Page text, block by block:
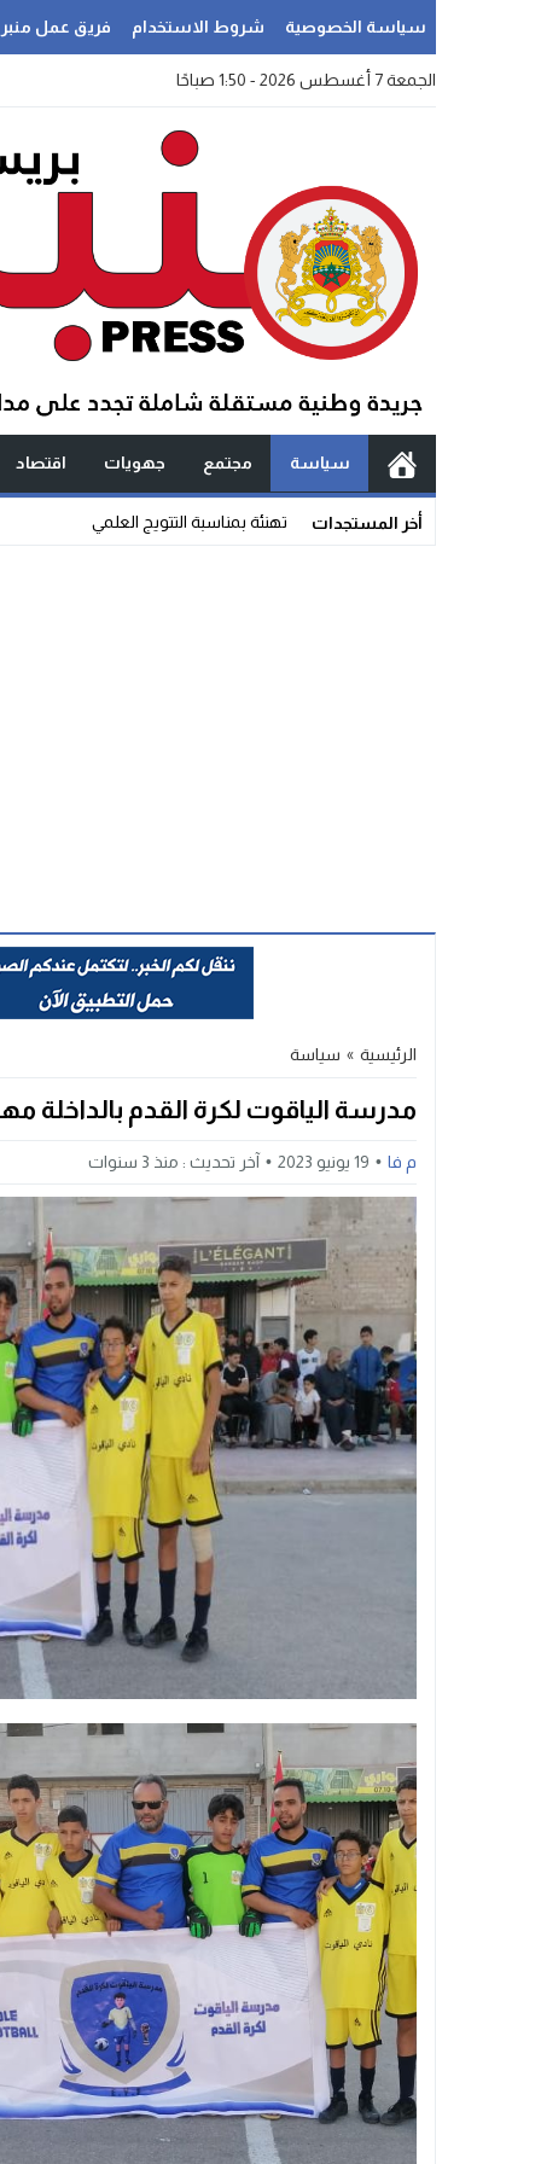
سياسة الخصوصية شروط الاستخدام فريق عمل
الجمعة 7 أغسطس 2026 - 1:50 صباحًا
سياسة مجتمع جهويات اقتصاد
أخر المستجدات سؤال آن _
الرئيسية » سياسة
مدرسة الياقوت لكرة القدم بالداخلة
م فا 19 يونيو 2023 آخر تحديث : منذ 3 سنوات